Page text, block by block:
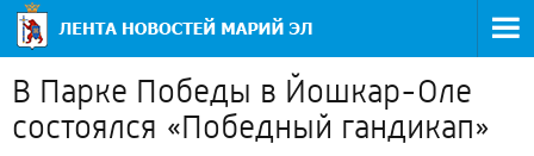
В Парке Победы в Йошкар-Оле
состоялся «Победный гандикап»